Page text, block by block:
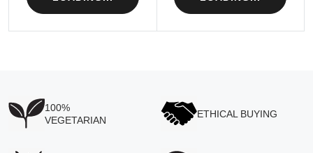
100%
VEGETARIAN
ETHICAL BUYING